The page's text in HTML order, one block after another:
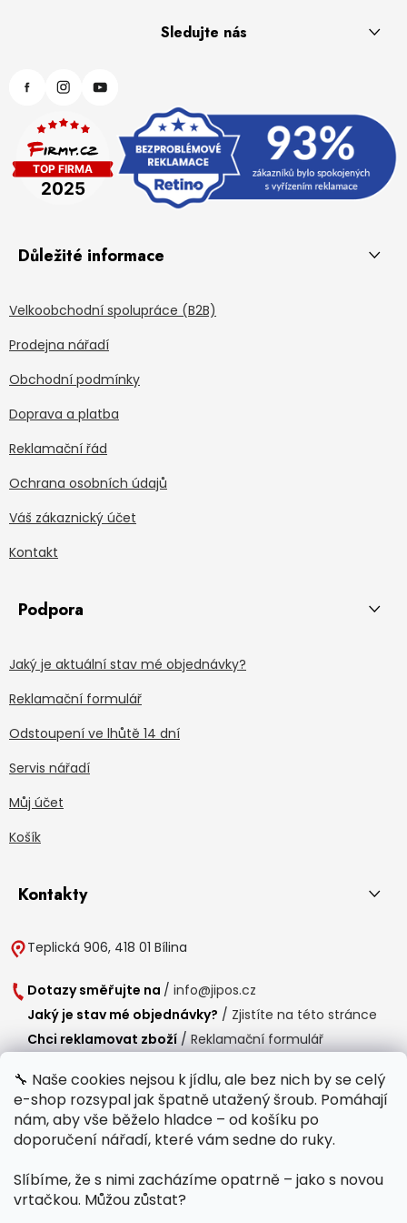
🔧 Naše cookies nejsou k jídlu, ale bez nich by se celý
e-shop rozsypal jak špatně utažený šroub. Pomáhají
nám, aby vše běželo hladce – od košíku po
doporučení nářadí, které vám sedne do ruky.
Slíbíme, že s nimi zacházíme opatrně – jako s novou
vrtačkou. Můžou zůstat?
Sledujte nás
Důležité informace
Velkoobchodní spolupráce (B2B)
Prodejna nářadí
Obchodní podmínky
Doprava a platba
Reklamační řád
Ochrana osobních údajů
Váš zákaznický účet
Kontakt
Podpora
Jaký je aktuální stav mé objednávky?
Reklamační formulář
Odstoupení ve lhůtě 14 dní
Servis nářadí
Můj účet
Košík
Kontakty
Teplická 906, 418 01 Bílina
Dotazy směřujte na / info@jipos.cz
Jaký je stav mé objednávky? / Zjistíte na této stránce
Chci reklamovat zboží / Reklamační formulář
Provozní doba
Po-Čt / 8:00 - 15:00
Polední přestávka /11:00 - 11:30